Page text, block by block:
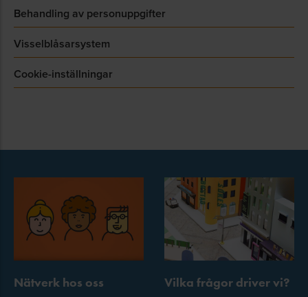
Behandling av personuppgifter
Visselblåsarsystem
Cookie-inställningar
Nätverk hos oss
Vilka frågor driver vi?